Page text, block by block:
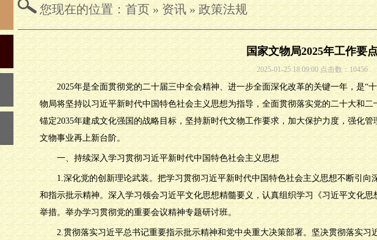
您现在的位置： 首页 » 资讯»政策法规
国家文物局2025年工作要点
2025-01-25 18:09:00 点击数：10456
2025年是全面贯彻党的二十届三中全会精神、进一步全面深化改革的关键一年，是“
物局将坚持以习近平新时代中国特色社会主义思想为指导，全面贯彻落实党的二十大和
锚定2035年建成文化强国的战略目标，坚持新时代文物工作要求，加大保护力度，强化
文物事业再上新台阶。
一、持续深入学习贯彻习近平新时代中国特色社会主义思想
1.深化党的创新理论武装。把学习贯彻习近平新时代中国特色社会主义思想不断引
和指示批示精神。深入学习领会习近平文化思想精髓要义，认真组织学习《习近平文化
举措。举办学习贯彻党的重要会议精神专题研讨班。
2.贯彻落实习近平总书记重要指示批示精神和党中央重大决策部署。坚决贯彻落实